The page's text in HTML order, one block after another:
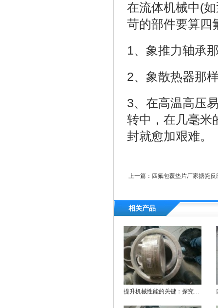
在流体机械中(
苛的部件要算四
1、象推力轴承
2、象散热器那
3、在高温高压
转中，在几毫米
封就愈加艰难。
上一篇： 四氟包覆垫片厂家搪瓷
相关产品
提升机械性能的关键：探究四氟包覆垫片的独特魅力